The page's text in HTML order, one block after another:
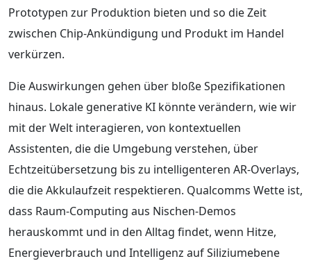
Prototypen zur Produktion bieten und so die Zeit
zwischen Chip-Ankündigung und Produkt im Handel
verkürzen.
Die Auswirkungen gehen über bloße Spezifikationen
hinaus. Lokale generative KI könnte verändern, wie wir
mit der Welt interagieren, von kontextuellen
Assistenten, die die Umgebung verstehen, über
Echtzeitübersetzung bis zu intelligenteren AR-Overlays,
die die Akkulaufzeit respektieren. Qualcomms Wette ist,
dass Raum-Computing aus Nischen-Demos
herauskommt und in den Alltag findet, wenn Hitze,
Energieverbrauch und Intelligenz auf Siliziumebene